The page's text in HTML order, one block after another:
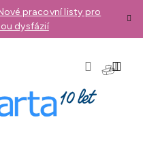
pracovní listy pro
dysfázií